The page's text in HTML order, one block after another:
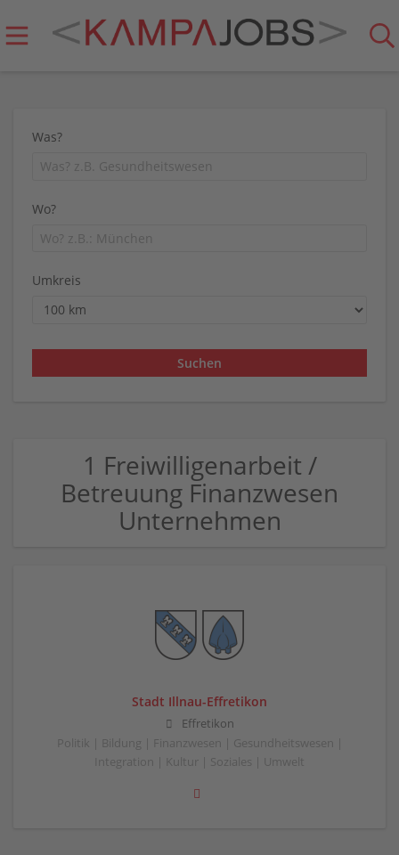
Was?
Wo?
Umkreis
1 Freiwilligenarbeit /
Betreuung Finanzwesen
Unternehmen
Stadt Illnau-Effretikon
Effretikon
Politik | Bildung | Finanzwesen | Gesundheitswesen |
Integration | Kultur | Soziales | Umwelt